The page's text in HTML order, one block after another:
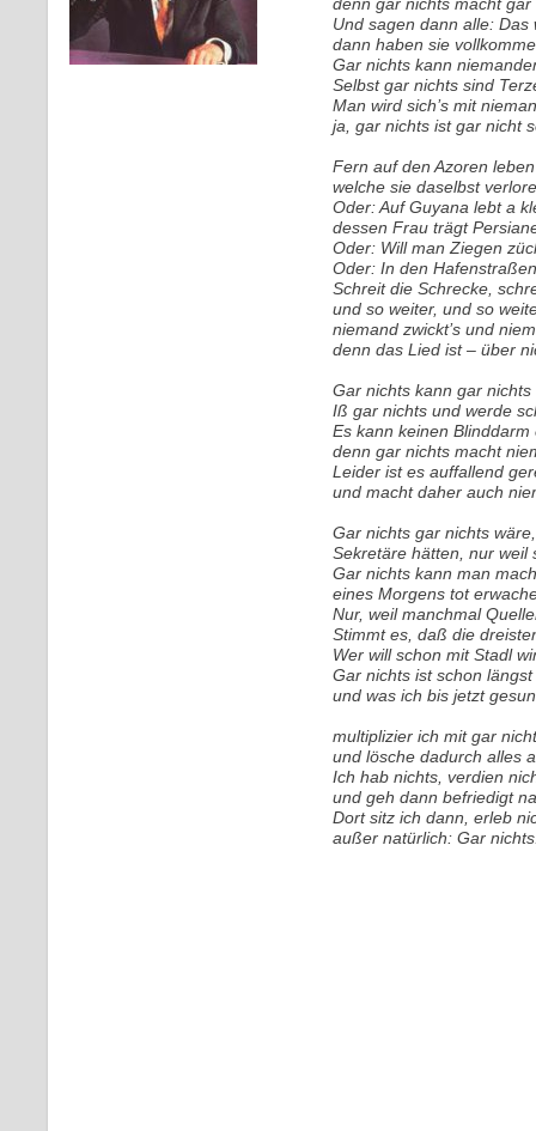
Und sagen dann alle: Das
dann haben sie
Gar nichts kann
Selbst gar nichts sind
Man wird sich’s mit
ja, gar nichts ist gar nicht
Fern auf den Azoren
welche sie daselbst
Oder: Auf Guyana lebt a
dessen Frau trägt
Oder: Will man Ziegen
Oder: In den
Schreit die Schrecke,
und so weiter, und so
niemand zwickt’s und
denn das Lied ist – über
Gar nichts kann gar
Iß gar nichts und werde
Es kann keinen Blinddarm
denn gar nichts macht
Leider ist es auffallend
und macht daher auch
Gar nichts gar nichts
Sekretäre hätten, nur weil
Gar nichts kann man
eines Morgens tot
Nur, weil manchmal
Stimmt es, daß die
Wer will schon mit Stadl
Gar nichts ist schon
und was ich bis jetzt
multiplizier ich mit gar
und lösche dadurch alles
Ich hab nichts, verdien
und geh dann befriedigt
Dort sitz ich dann, erleb
außer natürlich: Gar